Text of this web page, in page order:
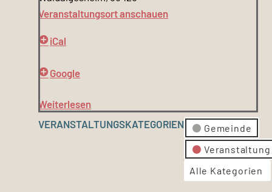
Veranstaltungsort anschauen
iCal
Google
Weiterlesen
VERANSTALTUNGSKATEGORIEN
Gemeinde
Veranstaltung
Alle Kategorien